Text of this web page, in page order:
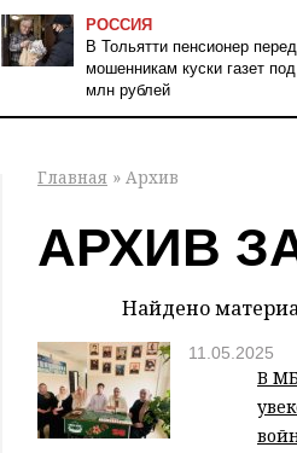
РОССИЯ
В Тольятти пенсионер
мошенникам куски газет
млн рублей
Главная » Архив
АРХИВ ЗА
Найдено
11.05.2025
В